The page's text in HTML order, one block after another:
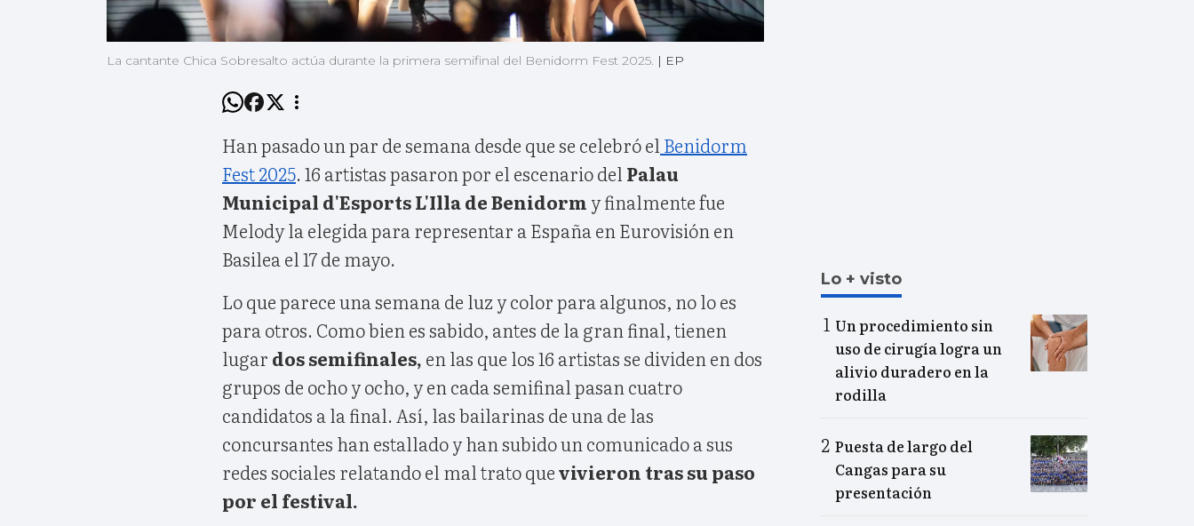
La cantante Chica Sobresalto actúa durante la primera semifinal del Benidorm Fest 2025. | EP
Han pasado un par de semana desde que se celebró el Benidorm
Fest 2025. 16 artistas pasaron por el escenario del Palau
Municipal d'Esports L'Illa de Benidorm y finalmente fue
Melody la elegida para representar a España en Eurovisión en
Basilea el 17 de mayo.
Lo que parece una semana de luz y color para algunos, no lo es
para otros. Como bien es sabido, antes de la gran final, tienen
lugar dos semifinales, en las que los 16 artistas se dividen en dos
grupos de ocho y ocho, y en cada semifinal pasan cuatro
candidatos a la final. Así, las bailarinas de una de las
concursantes han estallado y han subido un comunicado a sus
redes sociales relatando el mal trato quevivieron tras su paso
por el festival.
Lo + visto
Un procedimiento sin
uso de cirugía logra un
alivio duradero en la
rodilla
Puesta de largo del
Cangas para su
presentación